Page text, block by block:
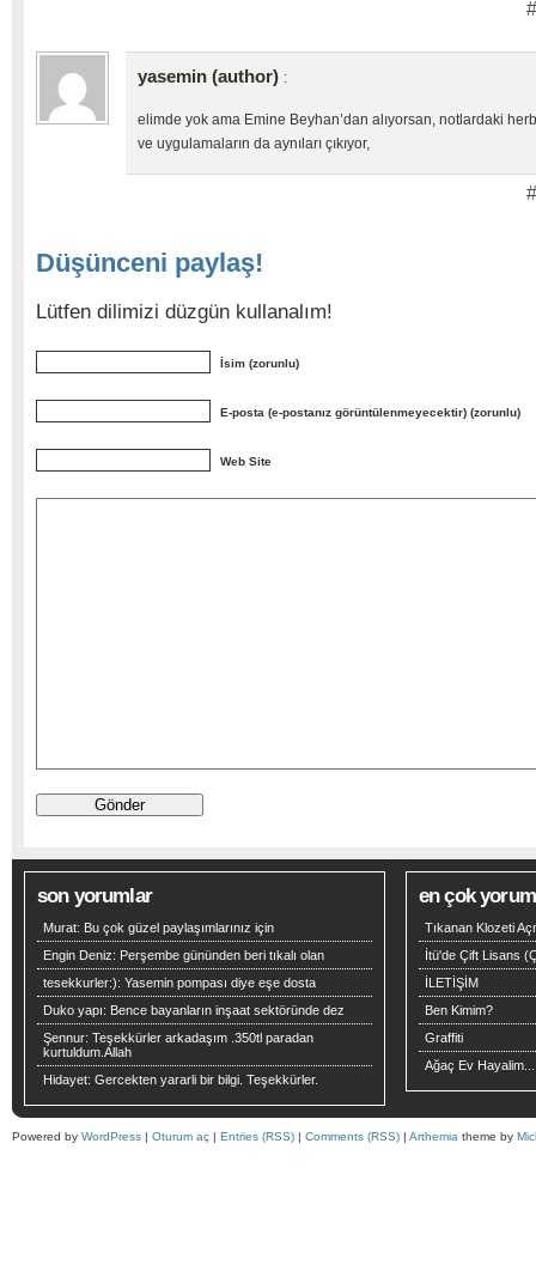
yasemin (author) :
elimde yok ama Emine Beyhan’dan alıyorsan, notlardaki
ve uygulamaların da aynıları çıkıyor,
Düşünceni paylaş!
Lütfen dilimizi düzgün kullanalım!
İsim (zorunlu)
E-posta (e-postanız görüntülenmeyecektir) (zorunlu)
Web Site
son yorumlar
Murat: Bu çok güzel paylaşımlarınız için
Engin Deniz: Perşembe gününden beri tıkalı olan
tesekkurler:): Yasemin pompası diye eşe dosta
Duko yapı: Bence bayanların inşaat sektöründe dez
Şennur: Teşekkürler arkadaşım .350tl paradan
kurtuldum.Allah
Hidayet: Gercekten yararli bir bilgi. Teşekkürler.
en çok
Tıkanan Klozeti
İtü'de Çift Lisans
İLETİŞİM
Ben Kimim?
Graffiti
Ağaç Ev Hayalim...
Powered by WordPress | Oturum aç | Entries (RSS) | Comments (RSS) | Arthemia theme by